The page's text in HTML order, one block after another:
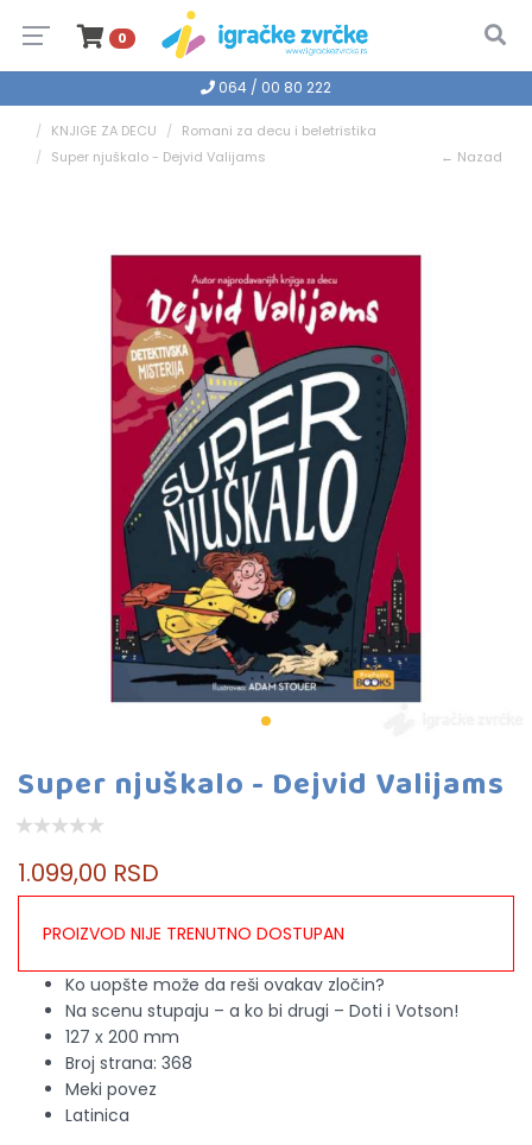
0
064 / 00 80 222
KNJIGE ZA DECU
Romani za decu i beletristika
Super njuškalo - Dejvid Valijams
← Nazad
Super njuškalo - Dejvid Valijams
1.099,00 RSD
PROIZVOD NIJE TRENUTNO DOSTUPAN
Ko uopšte može da reši ovakav zločin?
Na scenu stupaju – a ko bi drugi – Doti i Votson!
127 x 200 mm
Broj strana: 368
Meki povez
Latinica